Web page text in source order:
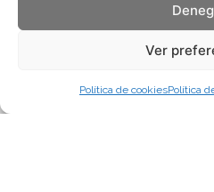
Ver
Política de cookiesPolítica